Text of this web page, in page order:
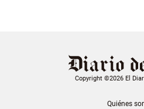
Copyright ©2026 El
Quiénes